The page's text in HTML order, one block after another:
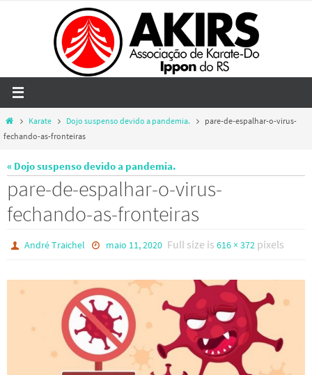
HomeKarate Dojo suspenso devido a pandemia.
pare-de-espalhar-o-virus-
fechando-as-fronteiras
« Dojo suspenso devido a pandemia.
pare-de-espalhar-o-virus-
fechando-as-fronteiras
André Traichel maio 11, 2020 Full size is 616 × 372pixels